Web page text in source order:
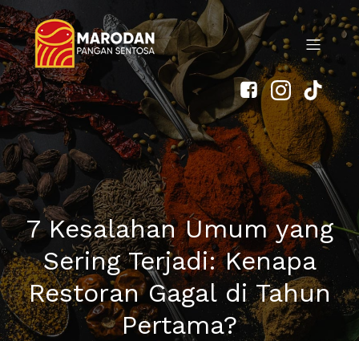
7 Kesalahan Umum yang
Sering Terjadi: Kenapa
Restoran Gagal di Tahun
Pertama?